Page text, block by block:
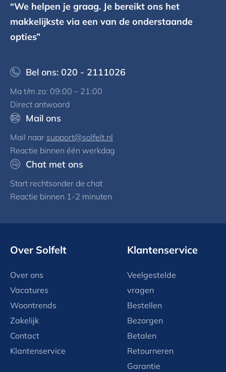
“We helpen je graag. Je bereikt ons het
makkelijkste via een van de onderstaande
opties”
Bel ons: 020 - 2111026
Ma t/m zo: 09:00 – 21:00
Direct antwoord
Mail ons
Mail naar support@solfelt.nl
Reactie binnen één werkdag
Chat met ons
Start rechtsonder de chat
Reactie binnen 1-2 minuten
Over Solfelt
Over ons
Vacatures
Woontrends
Zakelijk
Contact
Klantenservice
Klantenservice
Veelgestelde
vragen
Bestellen
Bezorgen
Betalen
Retourneren
Garantie